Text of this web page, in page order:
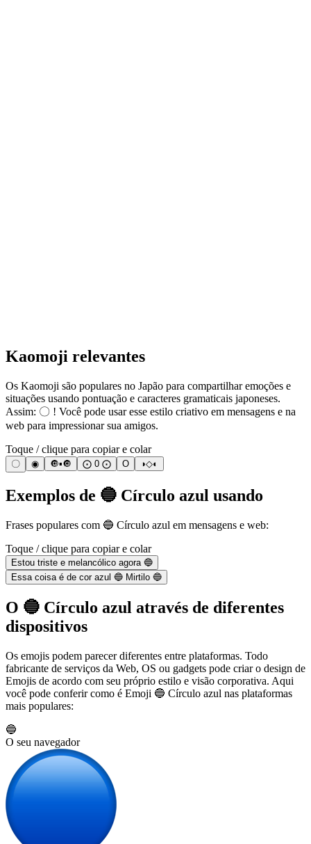
Kaomoji relevantes
Os Kaomoji são populares no Japão para compartilhar emoções e
situações usando pontuação e caracteres gramaticais japoneses.
Assim: 〇 ! Você pode usar esse estilo criativo em mensagens e na
web para impressionar sua amigos.
Toque / clique para copiar e colar
〇 ◉ 🔘▪🔘 ⨀ 0 ⨀ O ◑◇◐
Exemplos de 🔵 Círculo azul usando
Frases populares com 🔵 Círculo azul em mensagens e web:
Toque / clique para copiar e colar
Estou triste e melancólico agora 🔵
Essa coisa é de cor azul 🔵 Mirtilo 🔵
O 🔵 Círculo azul através de diferentes
dispositivos
Os emojis podem parecer diferentes entre plataformas. Todo
fabricante de serviços da Web, OS ou gadgets pode criar o design de
Emojis de acordo com seu próprio estilo e visão corporativa. Aqui
você pode conferir como é Emoji 🔵 Círculo azul nas plataformas
mais populares:
🔵
O seu navegador